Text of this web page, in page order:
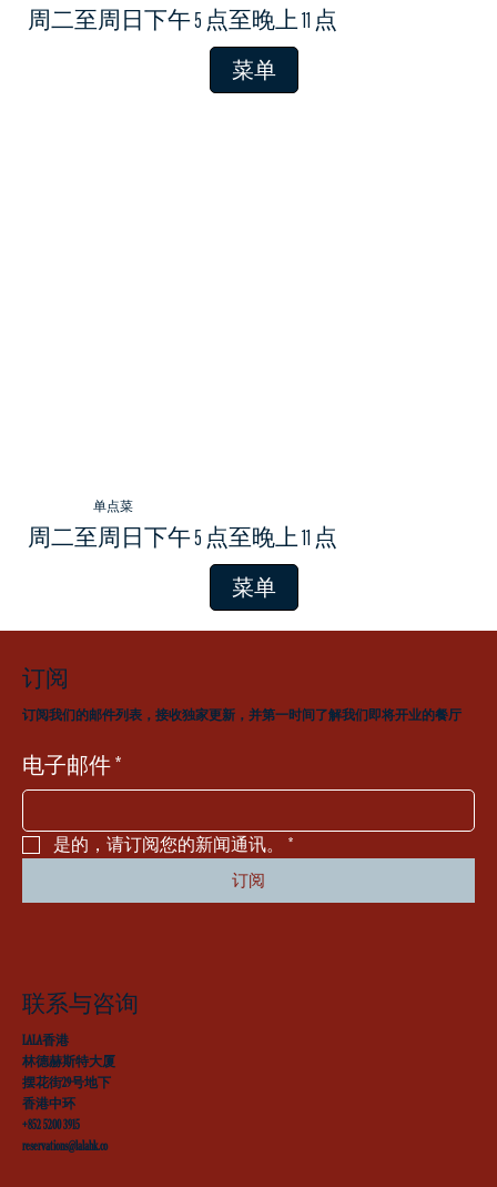
周二至周日下午 5 点至晚上 11 点
菜单
单点菜
周二至周日下午 5 点至晚上 11 点
菜单
订阅
订阅我们的邮件列表，接收独家更新，并第一时间了解我们即将开业的餐厅
电子邮件*
是的，请订阅您的新闻通讯。 *
订阅
联系与咨询
LALA香港
林德赫斯特大厦
摆花街29号地下
香港中环
+852 5200 3915
reservations@lalahk.co